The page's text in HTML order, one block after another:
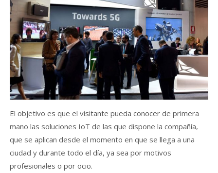
El objetivo es que el visitante pueda conocer de primera
mano las soluciones IoT de las que dispone la compañía,
que se aplican desde el momento en que se llega a una
ciudad y durante todo el día, ya sea por motivos
profesionales o por ocio.